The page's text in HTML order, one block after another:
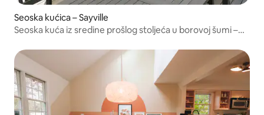
Seoska kućica – Sayville
Seoska kuća iz sredine prošlog stoljeća u borovoj šumi –